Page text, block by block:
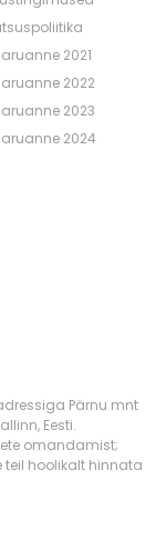
2021
2022
2023
2024
Pärnu mnt
Eesti.
omandamist;
teil hoolikalt hinnata